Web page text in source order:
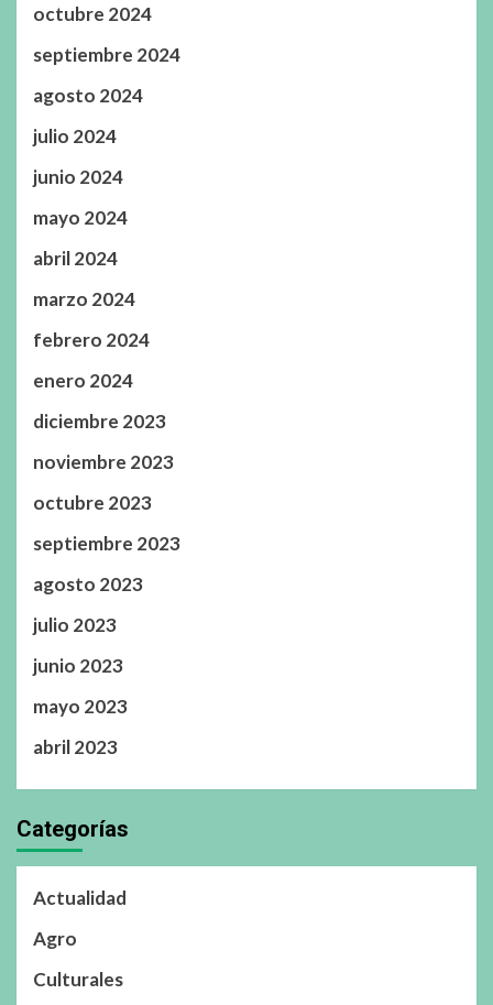
octubre 2024
septiembre 2024
agosto 2024
julio 2024
junio 2024
mayo 2024
abril 2024
marzo 2024
febrero 2024
enero 2024
diciembre 2023
noviembre 2023
octubre 2023
septiembre 2023
agosto 2023
julio 2023
junio 2023
mayo 2023
abril 2023
Categorías
Actualidad
Agro
Culturales